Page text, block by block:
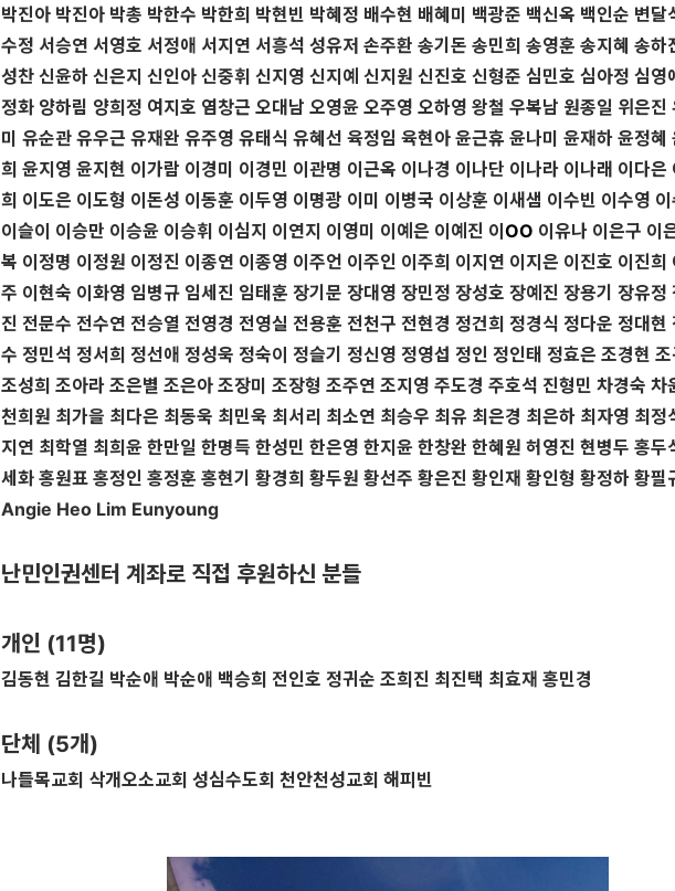
박진아 박진아 박총 박한수 박한희 박현빈 박혜정 배수현 배혜미 백광준 백신옥 백인순 변달
수정 서승연 서영호 서정애 서지연 서흥석 성유저 손주환 송기돈 송민희 송영훈 송지혜 송하
성찬 신윤하 신은지 신인아 신중휘 신지영 신지예 신지원 신진호 신형준 심민호 심아정 심영
정화 양하림 양희정 여지호 염창근 오대남 오영윤 오주영 오하영 왕철 우복남 원종일 위은진
미 유순관 유우근 유재완 유주영 유태식 유혜선 육정임 육현아 윤근휴 윤나미 윤재하 윤정혜
희 윤지영 윤지현 이가람 이경미 이경민 이관명 이근옥 이나경 이나단 이나라 이나래 이다은
희 이도은 이도형 이돈성 이동훈 이두영 이명광 이미 이병국 이상훈 이새샘 이수빈 이수영 이
이슬이 이승만 이승윤 이승휘 이심지 이연지 이영미 이예은 이예진 이 OO 이유나 이은구 이
복 이정명 이정원 이정진 이종연 이종영 이주언 이주인 이주희 이지연 이지은 이진호 이진희
주 이현숙 이화영 임병규 임세진 임태훈 장기문 장대영 장민정 장성호 장예진 장용기 장유정
진 전문수 전수연 전승열 전영경 전영실 전용훈 전천구 전현경 정건희 정경식 정다운 정대현
수 정민석 정서희 정선애 정성욱 정숙이 정슬기 정신영 정영섭 정인 정인태 정효은 조경현
조성희 조아라 조은별 조은아 조장미 조장형 조주연 조지영 주도경 주호석 진형민 차경숙 차
천희원 최가을 최다은 최동욱 최민욱 최서리 최소연 최승우 최유 최은경 최은하 최자영 최정
지연 최학열 최희윤 한만일 한명득 한성민 한은영 한지윤 한창완 한혜원 허영진 현병두 홍두
세화 홍원표 홍정인 홍정훈 홍현기 황경희 황두원 황선주 황은진 황인재 황인형 황정하 황필
Angie Heo Lim Eunyoung
난민인권센터 계좌로 직접 후원하신 분들
개인 (11명)
김동현 김한길 박순애 박순애 백승희 전인호 정귀순 조희진 최진택 최효재 홍민경
단체 (5개)
나들목교회 삭개오소교회 성심수도회 천안천성교회 해피빈